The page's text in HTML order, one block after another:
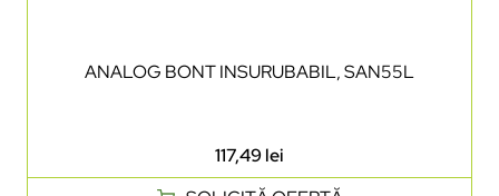
ANALOG BONT INSURUBABIL, SAN55L
117,49lei